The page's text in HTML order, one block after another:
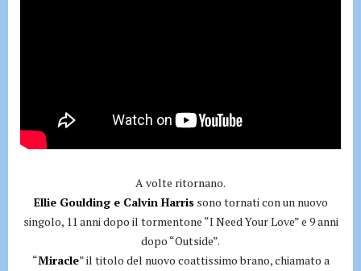
A volte ritornano.
Ellie Goulding e Calvin Harris sono tornati con un nuovo
singolo, 11 anni dopo il tormentone “I Need Your Love” e 9 anni
dopo “Outside”.
“Miracle” il titolo del nuovo coattissimo brano, chiamato a